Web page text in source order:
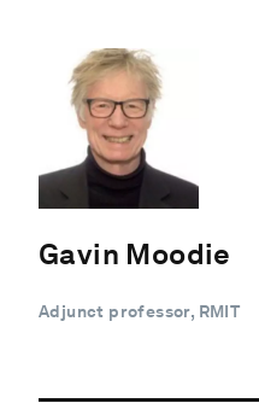
Gavin Moodie
Adjunct professor, RMIT